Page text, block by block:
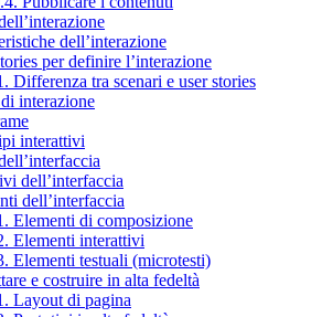
dell’interazione
per definire l’interazione
Differenza tra scenari e user stories
interazione
interattivi
dell’interfaccia
dell’interfaccia
Elementi di composizione
Elementi interattivi
Elementi testuali (microtesti)
e costruire in alta fedeltà
Layout di pagina